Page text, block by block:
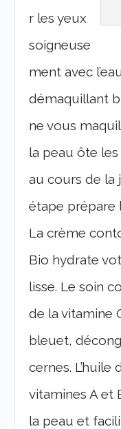
r les yeux
soigneuse
ment avec
démaquillant
ne vous
la peau ôte
au cours de la
étape prépare
La crème
Bio hydrate
lisse. Le soin
de la vitamine
bleuet,
cernes. L’huile
vitamines A et
la peau et